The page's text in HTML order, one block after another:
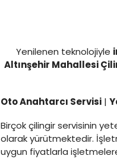
Yenilenen teknolojiyle
Altınşehir Mahallesi
Oto Anahtarcı Servisi |
Birçok çilingir servisinin
olarak yürütmektedir.
uygun fiyatlarla